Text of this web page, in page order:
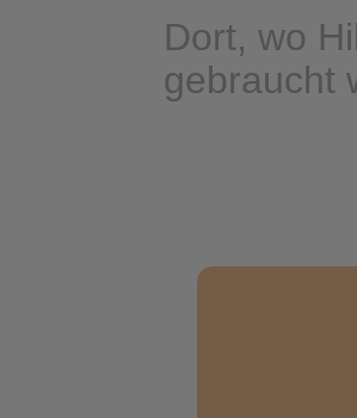
Dort, wo
gebraucht